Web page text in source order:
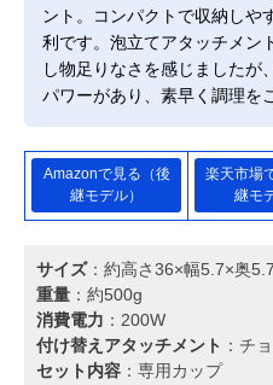
ント。コンパクトで収納しや
利です。泡立てアタッチメン
し物足りなさを感じましたが
パワーがあり、素早く調理を
Amazonで見る（後
継モデル）
楽天市場
継モ
サイズ：約高さ36×幅5.7×奥
重量 ：約500g
消費電力 ：200W
付け替えアタッチメント ：チ
セット内容 ：専用カップ